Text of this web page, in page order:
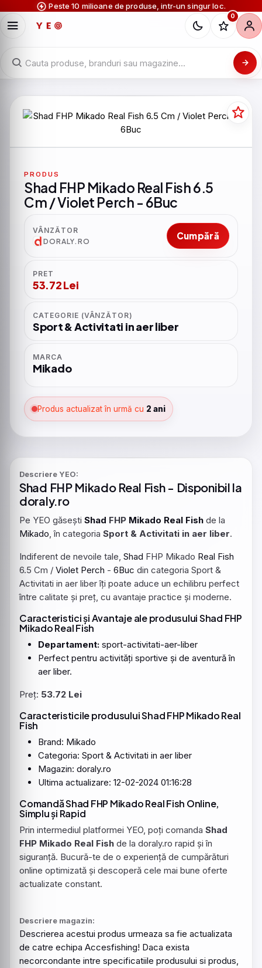
Peste 10 milioane de produse, intr-un singur loc.
0
PRODUS
Shad FHP Mikado Real Fish 6.5
Cm / Violet Perch - 6Buc
VÂNZĂTOR
DORALY.RO
Cumpără
PRET
53.72 Lei
CATEGORIE (VÂNZĂTOR)
Sport & Activitati in aer liber
MARCA
Mikado
Produs actualizat în urmă cu 2 ani
Descriere YEO:
Shad FHP Mikado Real Fish- Disponibil la
doraly.ro
Pe YEO găsești Shad FHP Mikado Real Fish de la
Mikado, în categoria Sport & Activitati in aer liber.
Indiferent de nevoile tale, Shad FHP Mikado Real Fish
6.5 Cm / Violet Perch - 6Buc din categoria Sport &
Activitati in aer liber îți poate aduce un echilibru perfect
între calitate și preț, cu avantaje practice și moderne.
Caracteristici și Avantaje ale produsului Shad FHP
Mikado Real Fish
Departament: sport-activitati-aer-liber
Perfect pentru activități sportive și de aventură în
aer liber.
Preț: 53.72 Lei
Caracteristicile produsului Shad FHP Mikado Real
Fish
Brand: Mikado
Categoria: Sport & Activitati in aer liber
Magazin: doraly.ro
Ultima actualizare: 12-02-2024 01:16:28
Comandă Shad FHP Mikado Real Fish Online,
Simplu și Rapid
Prin intermediul platformei YEO, poți comanda Shad
FHP Mikado Real Fish de la doraly.ro rapid și în
siguranță. Bucură-te de o experiență de cumpărături
online optimizată și descoperă cele mai bune oferte
actualizate constant.
Descriere magazin:
Descrierea acestui produs urmeaza sa fie actualizata
de catre echipa Accesfishing! Daca exista
necorcondante intre specificatiile produsului si produs,